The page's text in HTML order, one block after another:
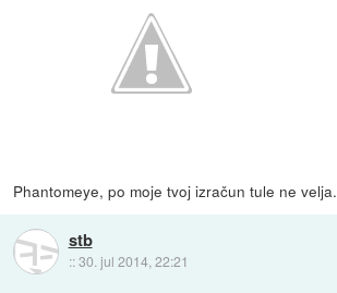
Phantomeye, po moje tvoj izračun tule ne velja.
stb
::30. jul 2014, 22:21